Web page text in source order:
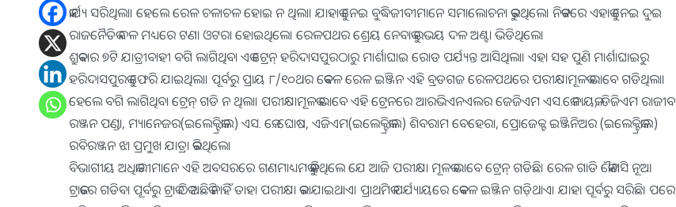
କାର୍ଯ୍ୟ ସରିଥିଲା। ହେଲେ ରେଳ ଚଳାଚଳ ହୋଇ ନ ଥିଲା। ଯାହାକୁ ନେଇ ବୁଦ୍ଧିଜୀବୀମାନେ ସମାଲୋଚନା କରୁଥିଲେ। ନିକଟରେ ଏହାକୁ ନେଇ ଦୁଇ
ରାଜନୈତିକ ଦଳ ମଧ୍ୟରେ ଟଣା ଓଟରା ହୋଇଥିଲେ। ରେଳପଥର ଶ୍ରେୟ ନେବାକୁ ଉଭୟ ଦଳ ଅଣ୍ଟା ଭିଡିଥିଲେ।
ଶ୍ରୁକବାର ୭ଟି ଯାତ୍ରୀବାହୀ ବଗି ଲାଗିଥିବା ଏକ ଟ୍ରେନ୍‍ ହରିଦାସପୁରଠାରୁ ମାର୍ଶାଘାଇ ରୋଡ ପର୍ଯ୍ୟନ୍ତ ଆସିଥିଲା। ଏହା ସହ ପୁଣି ମାର୍ଶାଘାଇରୁ
ହରିଦାସପୁରକୁ ଫେରି ଯାଇଥିଲା। ପୂର୍ବରୁ ପ୍ରାୟ ୮/୧୦ଥର କେବଳ ରେଳ ଇଞ୍ଜିନ ଏହି ବ୍ରଡଗଜ ରେଳପଥରେ ପରୀକ୍ଷାମୂଳକ ଭାବେ ଗଡିଥିଲା।
ହେଲେ ବଗି ଲାଗିଥିବା ଟ୍ରେନ୍‍ ଗଡି ନ ଥିଲା। ପରୀକ୍ଷାମୂଳକ ଭାବେ ଏହି ଟ୍ରେନରେ ଆରଭିଏନଏଲର ଜେଜିଏମ ଏସ.କେ.ନାୟକ, ଡିଜିଏମ ରାଜୀବ
ରଞ୍ଜନ ପଣ୍ଡା, ମ୍ୟାନେଜର(ଇଲେକ୍ଟ୍ରିକାଲ) ଏସ. କେ. ଘୋଷ, ଏଜିଏମ(ଇଲେକ୍ଟ୍ରିକାଲ) ଶିବରାମ ବେହେରା, ପ୍ରୋଜେକ୍ଟ ଇଞ୍ଜିନିଅର (ଇଲେକ୍ଟ୍ରିକାଲ)
ରବିରଞ୍ଜନ ଝା ପ୍ରମୁଖ ଯାତ୍ରା କରିଥିଲେ।
ବିଭାଗୀୟ ଅଧିକାରୀମାନେ ଏହି ଅବସରରେ ଗଣମାଧ୍ୟମକୁ କହିଥିଲେ ଯେ ଆଜି ପରୀକ୍ଷା ମୂଳକ ଭାବେ ଟ୍ରେନ୍‍ ଗଡିଛି। ରେଳ ଗାଡି କୌଣସି ନୂଆ
ଟ୍ରାକରେ ଗଡିବା ପୂର୍ବରୁ ଟ୍ରାକ ଠିକ ଅଛିକି ନାହିଁ ତାହା ପରୀକ୍ଷା କରାଯାଇଥାଏ। ପ୍ରାଥମିକ ପର୍ଯ୍ୟାୟରେ କେବଳ ଇଞ୍ଜିନ ଗଡ଼ିଥାଏ। ଯାହା ପୂର୍ବରୁ ସରିଛି। ପରେ